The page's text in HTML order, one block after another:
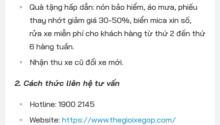
Quà tặng hấp dẫn: nón bảo hiểm, áo mưa, phiếu
thay nhớt giảm giá 30-50%, biển mica xin số,
rửa xe miễn phí cho khách hàng từ thứ 2 đến thứ
6 hàng tuần.
Nhận thu xe cũ đổi xe mới.
2. Cách thức liên hệ tư vấn
Hotline: 1900 2145
Website: https://www.thegioixegop.com/